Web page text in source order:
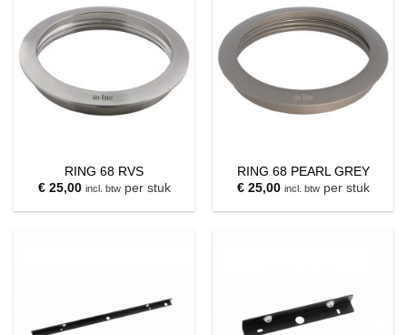
RING 68 RVS
€25,00 incl. btwper stuk
RING 68 PEARL GREY
€25,00 incl. btwper stuk